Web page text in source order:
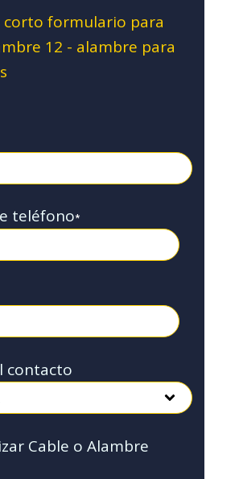
corto formulario para
12 - alambre para
teléfono*
contacto
Cable o Alambre